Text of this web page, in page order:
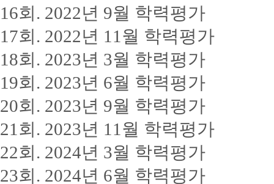
16회. 2022년 9월 학력평가
17회. 2022년 11월 학력평가
18회. 2023년 3월 학력평가
19회. 2023년 6월 학력평가
20회. 2023년 9월 학력평가
21회. 2023년 11월 학력평가
22회. 2024년 3월 학력평가
23회. 2024년 6월 학력평가